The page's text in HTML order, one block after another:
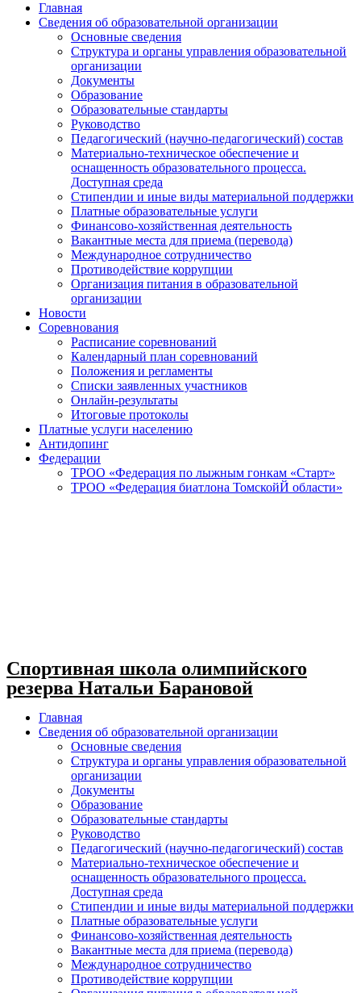
Главная
Сведения об образовательной организации
Основные сведения
Структура и органы управления образовательной
организации
Документы
Образование
Образовательные стандарты
Руководство
Педагогический (научно-педагогический) состав
Материально-техническое обеспечение и
оснащенность образовательного процесса.
Доступная среда
Стипендии и иные виды материальной поддержки
Платные образовательные услуги
Финансово-хозяйственная деятельность
Вакантные места для приема (перевода)
Международное сотрудничество
Противодействие коррупции
Организация питания в образовательной
организации
Новости
Соревнования
Расписание соревнований
Календарный план соревнований
Положения и регламенты
Списки заявленных участников
Онлайн-результаты
Итоговые протоколы
Платные услуги населению
Антидопинг
Федерации
ТРОО «Федерация по лыжным гонкам «Старт»
ТРОО «Федерация биатлона ТомскойЙ области»
Спортивная школа олимпийского
резерва Натальи Барановой
Главная
Сведения об образовательной организации
Основные сведения
Структура и органы управления образовательной
организации
Документы
Образование
Образовательные стандарты
Руководство
Педагогический (научно-педагогический) состав
Материально-техническое обеспечение и
оснащенность образовательного процесса.
Доступная среда
Стипендии и иные виды материальной поддержки
Платные образовательные услуги
Финансово-хозяйственная деятельность
Вакантные места для приема (перевода)
Международное сотрудничество
Противодействие коррупции